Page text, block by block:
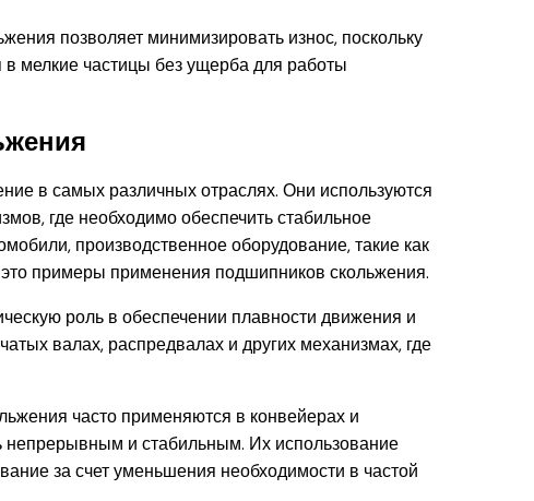
позволяет минимизировать износ, поскольку
в мелкие частицы без ущерба для работы
в самых различных отраслях. Они используются
где необходимо обеспечить стабильное
производственное оборудование, такие как
примеры применения подшипников скольжения.
роль в обеспечении плавности движения и
валах, распредвалах и других механизмах, где
часто применяются в конвейерах и
непрерывным и стабильным. Их использование
за счет уменьшения необходимости в частой